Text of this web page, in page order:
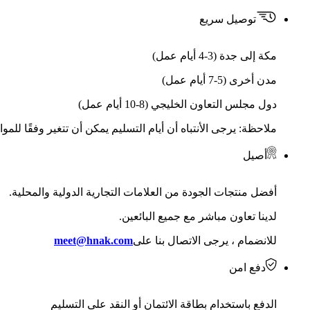
توصيل سريع
مكة إلى جدة (3-4 أيام عمل)
مدن أخرى (5-7 أيام عمل)
دول مجلس التعاون الخليجي (8-10 أيام عمل)
ملاحظة: يرجى الأنتباه أن أيام التسليم يمكن أن تتغير وفقًا
أصيل
أفضل منتجات الجودة من العلامات التجارية الدولية والمحلية.
لدينا تعاون مباشر مع جميع البائعين.
للانضمام ، يرجى الاتصال بنا علىmeet@hnak.com
دفع امن
الدفع باستخدام بطاقة الائتمان أو النقد على التسليم